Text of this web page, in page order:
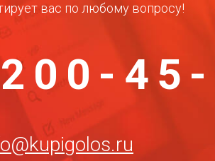
вас по любому вопросу!